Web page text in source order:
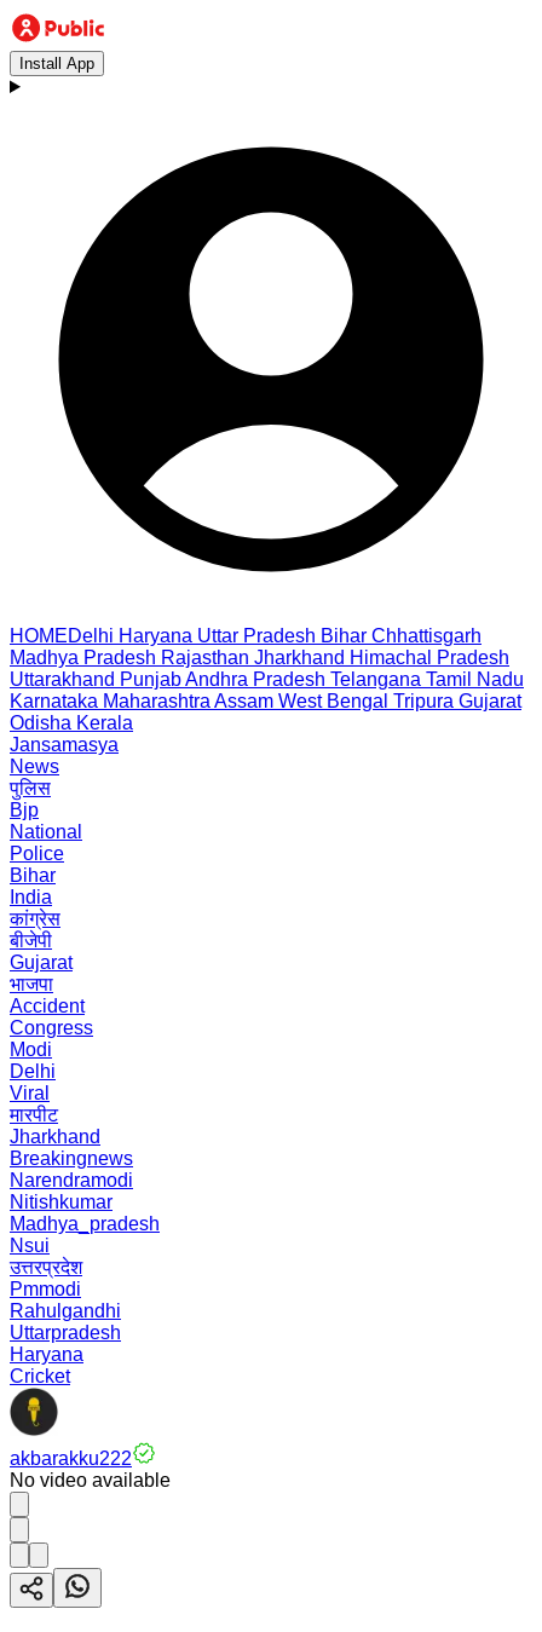
Install App
HOMEDelhi Haryana Uttar Pradesh Bihar Chhattisgarh
Madhya Pradesh Rajasthan Jharkhand Himachal Pradesh
Uttarakhand PunjabAndhra Pradesh Telangana Tamil Nadu
Karnataka Maharashtra Assam West Bengal Tripura Gujarat
Odisha Kerala
Jansamasya
News
पुलिस
Bjp
National
Police
Bihar
India
कांग्रेस
बीजेपी
Gujarat
भाजपा
Accident
Congress
Modi
Delhi
Viral
मारपीट
Jharkhand
Breakingnews
Narendramodi
Nitishkumar
Madhya_pradesh
Nsui
उत्तरप्रदेश
Pmmodi
Rahulgandhi
Uttarpradesh
Haryana
Cricket
akbarakku222
No video available